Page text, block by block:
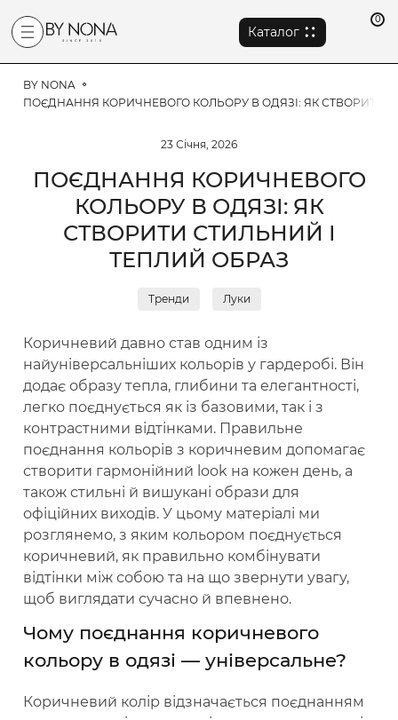
Каталог
0
BY NONA
ПОЄДНАННЯ КОРИЧНЕВОГО КОЛЬОРУ В ОДЯЗІ: ЯК СТВОРИТИ
23 Січня, 2026
ПОЄДНАННЯ КОРИЧНЕВОГО
КОЛЬОРУ В ОДЯЗІ: ЯК
СТВОРИТИ СТИЛЬНИЙ І
ТЕПЛИЙ ОБРАЗ
Тренди Луки
Коричневий давно став одним із
найуніверсальніших кольорів у гардеробі. Він
додає образу тепла, глибини та елегантності,
легко поєднується як із базовими, так і з
контрастними відтінками. Правильне
поєднання кольорів з коричневим допомагає
створити гармонійний look на кожен день, а
також стильні й вишукані образи для
офіційних виходів. У цьому матеріалі ми
розглянемо, з яким кольором поєднується
коричневий, як правильно комбінувати
відтінки між собою та на що звернути увагу,
щоб виглядати сучасно й впевнено.
Чому поєднання коричневого
кольору в одязі — універсальне?
Коричневий колір відзначається поєднанням